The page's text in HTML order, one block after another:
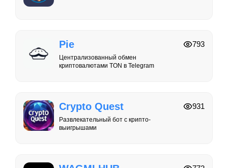
Pie
Централизованный обмен
криптовалютами TON в Telegram
793
Crypto Quest
Развлекательный бот с крипто-
выигрышами
931